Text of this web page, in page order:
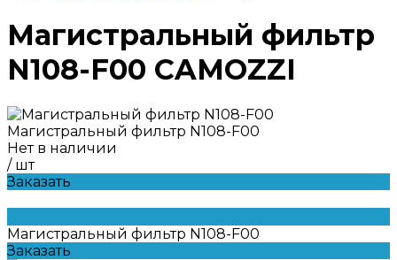
Магистральный фильтр
N108-F00 CAMOZZI
Магистральный фильтр N108-F00
Нет в наличии
/ шт
Заказать
Магистральный фильтр N108-F00
Заказать